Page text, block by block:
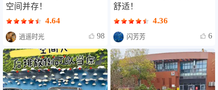
空间并存！
4.64
逍遥时光 98
舒适！
4.36
闪芳芳 6